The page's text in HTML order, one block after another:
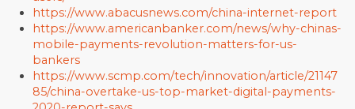
https://www.abacusnews.com/china-internet-report
https://www.americanbanker.com/news/why-chinas-
mobile-payments-revolution-matters-for-us-
bankers
https://www.scmp.com/tech/innovation/article/21147
85/china-overtake-us-top-market-digital-payments-